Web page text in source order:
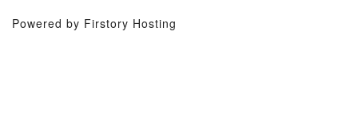
Powered by Firstory Hosting